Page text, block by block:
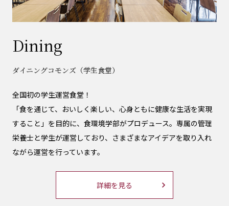
Dining
ダイニングコモンズ（学生食堂）
全国初の学生運営食堂！
「食を通じて、おいしく楽しい、心身ともに健康な生活を実現
すること」を目的に、食環境学部がプロデュース。専属の管理
栄養士と学生が運営しており、さまざまなアイデアを取り入れ
ながら運営を行っています。
詳細を見る